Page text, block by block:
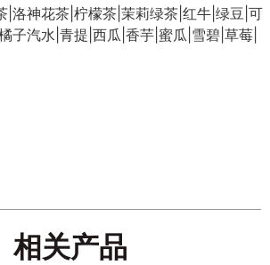
|洛神花茶|柠檬茶|茉莉绿茶|红牛|绿豆|可
子汽水|青提|西瓜|香芋|蜜瓜|雪碧|草莓|
相关产品